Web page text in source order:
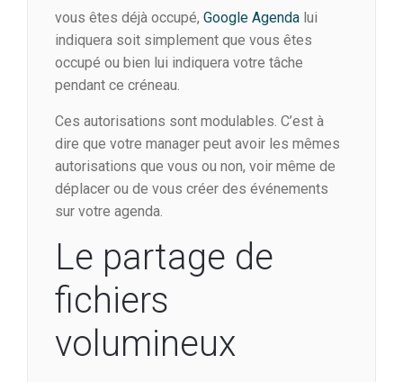
vous êtes déjà occupé, Google Agenda lui
indiquera soit simplement que vous êtes
occupé ou bien lui indiquera votre tâche
pendant ce créneau.
Ces autorisations sont modulables. C’est à
dire que votre manager peut avoir les mêmes
autorisations que vous ou non, voir même de
déplacer ou de vous créer des événements
sur votre agenda.
Le partage de
fichiers
volumineux